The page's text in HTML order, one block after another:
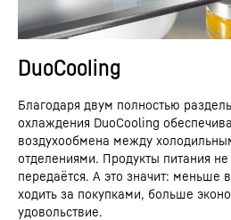
DuoCooling
Благодаря двум полностью
охлаждения DuoCooling
воздухообмена между
отделениями. Продукты питания
передаётся. А это значит: меньше
ходить за покупками, больше
удовольствие.